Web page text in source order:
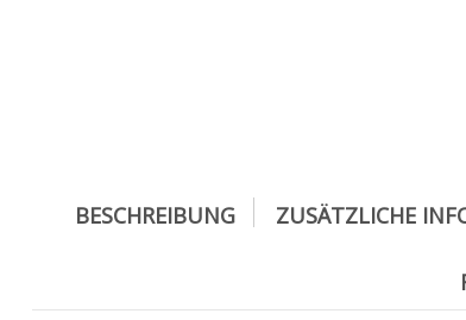
BESCHREIBUNG ZUSÄTZLICHE